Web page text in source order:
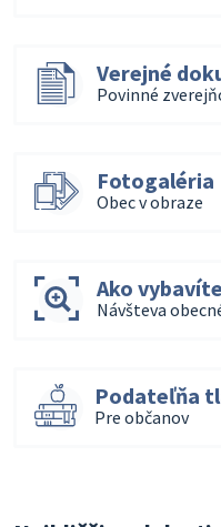
Verejné
Povinné
Fotogaléria
Obec v obraze
Ako vybavíte
Návšteva
Podateľňa
Pre občanov